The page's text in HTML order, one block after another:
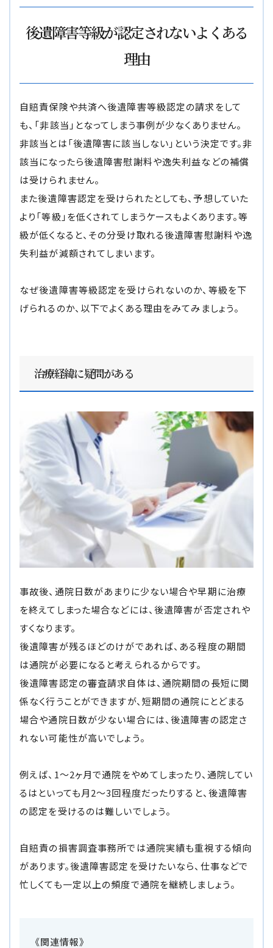
後遺障害等級が認定されないよくある
理由
自賠責保険や共済へ後遺障害等級認定の請求をして
も、「非該当」となってしまう事例が少なくありません。
非該当とは「後遺障害に該当しない」という決定です。非
該当になったら後遺障害慰謝料や逸失利益などの補償
は受けられません。
また後遺障害認定を受けられたとしても、予想していた
より「等級」を低くされてしまうケースもよくあります。等
級が低くなると、その分受け取れる後遺障害慰謝料や逸
失利益が減額されてしまいます。
なぜ後遺障害等級認定を受けられないのか、等級を下
げられるのか、以下でよくある理由をみてみましょう。
治療経緯に疑問がある
事故後、通院日数があまりに少ない場合や早期に治療
を終えてしまった場合などには、後遺障害が否定されや
すくなります。
後遺障害が残るほどのけがであれば、ある程度の期間
は通院が必要になると考えられるからです。
後遺障害認定の審査請求自体は、通院期間の長短に関
係なく行うことができますが、短期間の通院にとどまる
場合や通院日数が少ない場合には、後遺障害の認定さ
れない可能性が高いでしょう。
例えば、1～2ヶ月で通院をやめてしまったり、通院してい
るはといっても月2～3回程度だったりすると、後遺障害
の認定を受けるのは難しいでしょう。
自賠責の損害調査事務所では通院実績も重視する傾向
があります。後遺障害認定を受けたいなら、仕事などで
忙しくても一定以上の頻度で通院を継続しましょう。